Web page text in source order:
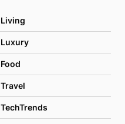
Living
Luxury
Food
Travel
TechTrends